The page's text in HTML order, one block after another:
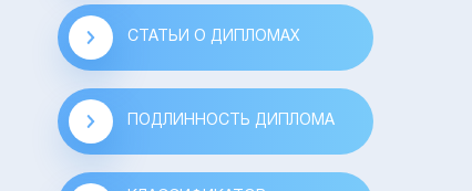
СТАТЬИ О ДИПЛОМАХ
ПОДЛИННОСТЬ ДИПЛОМА